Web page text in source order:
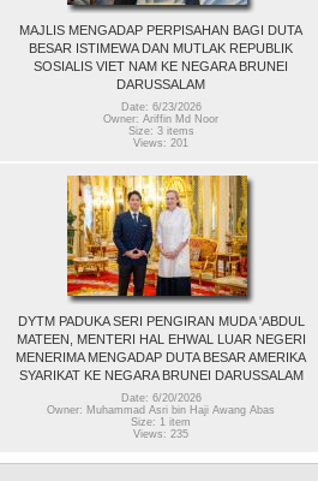
MAJLIS MENGADAP PERPISAHAN BAGI DUTA
BESAR ISTIMEWA DAN MUTLAK REPUBLIK
SOSIALIS VIET NAM KE NEGARA BRUNEI
DARUSSALAM
Date: 6/23/2026
Owner: Ariffin Md Noor
Size: 3 items
Views: 201
DYTM PADUKA SERI PENGIRAN MUDA 'ABDUL
MATEEN, MENTERI HAL EHWAL LUAR NEGERI
MENERIMA MENGADAP DUTA BESAR AMERIKA
SYARIKAT KE NEGARA BRUNEI DARUSSALAM
Date: 6/20/2026
Owner: Muhammad Asri bin Haji Awang Abas
Size: 1 item
Views: 235